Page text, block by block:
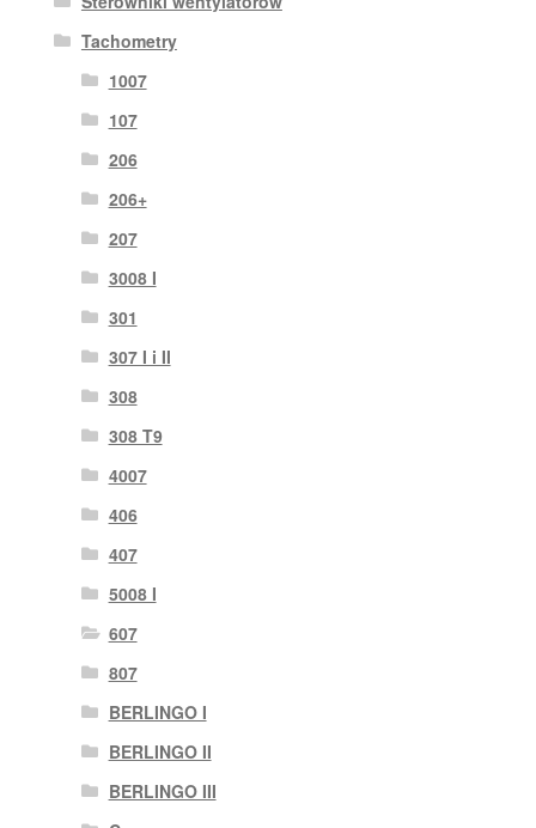
Tachometry
1007
107
206
206+
207
3008 I
301
307 I i II
308
308 T9
4007
406
407
5008 I
607
807
BERLINGO I
BERLINGO II
BERLINGO III